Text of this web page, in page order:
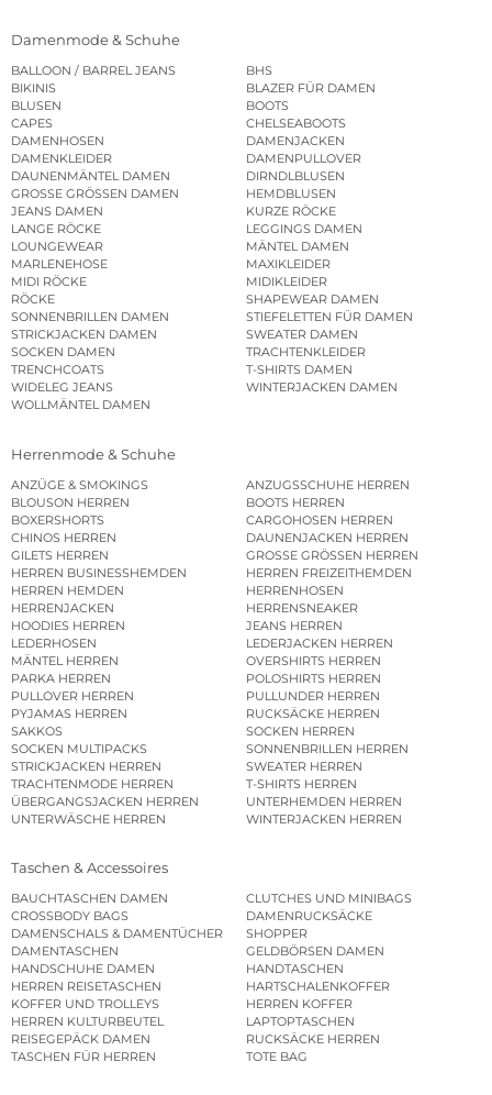
Damenmode & Schuhe
BALLOON / BARREL JEANS
BHS
BIKINIS
BLAZER FÜR DAMEN
BLUSEN
BOOTS
CAPES
CHELSEABOOTS
DAMENHOSEN
DAMENJACKEN
DAMENKLEIDER
DAMENPULLOVER
DAUNENMÄNTEL DAMEN
DIRNDLBLUSEN
GROSSE GRÖSSEN DAMEN
HEMDBLUSEN
JEANS DAMEN
KURZE RÖCKE
LANGE RÖCKE
LEGGINGS DAMEN
LOUNGEWEAR
MÄNTEL DAMEN
MARLENEHOSE
MAXIKLEIDER
MIDI RÖCKE
MIDIKLEIDER
RÖCKE
SHAPEWEAR DAMEN
SONNENBRILLEN DAMEN
STIEFELETTEN FÜR DAMEN
STRICKJACKEN DAMEN
SWEATER DAMEN
SOCKEN DAMEN
TRACHTENKLEIDER
TRENCHCOATS
T-SHIRTS DAMEN
WIDELEG JEANS
WINTERJACKEN DAMEN
WOLLMÄNTEL DAMEN
Herrenmode & Schuhe
ANZÜGE & SMOKINGS
ANZUGSSCHUHE HERREN
BLOUSON HERREN
BOOTS HERREN
BOXERSHORTS
CARGOHOSEN HERREN
CHINOS HERREN
DAUNENJACKEN HERREN
GILETS HERREN
GROSSE GRÖSSEN HERREN
HERREN BUSINESSHEMDEN
HERREN FREIZEITHEMDEN
HERREN HEMDEN
HERRENHOSEN
HERRENJACKEN
HERRENSNEAKER
HOODIES HERREN
JEANS HERREN
LEDERHOSEN
LEDERJACKEN HERREN
MÄNTEL HERREN
OVERSHIRTS HERREN
PARKA HERREN
POLOSHIRTS HERREN
PULLOVER HERREN
PULLUNDER HERREN
PYJAMAS HERREN
RUCKSÄCKE HERREN
SAKKOS
SOCKEN HERREN
SOCKEN MULTIPACKS
SONNENBRILLEN HERREN
STRICKJACKEN HERREN
SWEATER HERREN
TRACHTENMODE HERREN
T-SHIRTS HERREN
ÜBERGANGSJACKEN HERREN
UNTERHEMDEN HERREN
UNTERWÄSCHE HERREN
WINTERJACKEN HERREN
Taschen & Accessoires
BAUCHTASCHEN DAMEN
CLUTCHES UND MINIBAGS
CROSSBODY BAGS
DAMENRUCKSÄCKE
DAMENSCHALS & DAMENTÜCHER
SHOPPER
DAMENTASCHEN
GELDBÖRSEN DAMEN
HANDSCHUHE DAMEN
HANDTASCHEN
HERREN REISETASCHEN
HARTSCHALENKOFFER
KOFFER UND TROLLEYS
HERREN KOFFER
HERREN KULTURBEUTEL
LAPTOPTASCHEN
REISEGEPÄCK DAMEN
RUCKSÄCKE HERREN
TASCHEN FÜR HERREN
TOTE BAG